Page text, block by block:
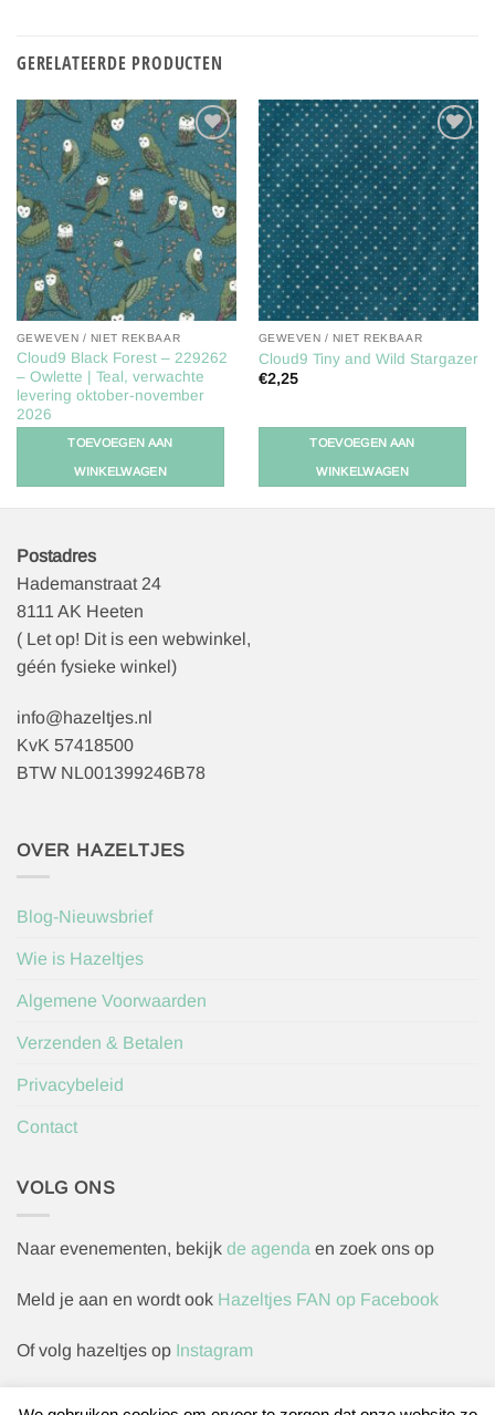
GERELATEERDE PRODUCTEN
Toevoegen
aan
verlanglijst
GEWEVEN / NIET REKBAAR
Cloud9 Black Forest – 229262
– Owlette | Teal, verwachte
levering oktober-november
2026
TOEVOEGEN AAN
WINKELWAGEN
Toevoegen
aan
verlanglijst
GEWEVEN / NIET REKBAAR
Cloud9 Tiny and Wild Stargazer
€2,25
TOEVOEGEN AAN
WINKELWAGEN
Postadres
Hademanstraat 24
8111 AK Heeten
( Let op! Dit is een webwinkel,
géén fysieke winkel)
info@hazeltjes.nl
KvK 57418500
BTW NL001399246B78
OVER HAZELTJES
Blog-Nieuwsbrief
Wie is Hazeltjes
Algemene Voorwaarden
Verzenden & Betalen
Privacybeleid
Contact
VOLG ONS
Naar evenementen, bekijk de agenda en zoek ons op
Meld je aan en wordt ook Hazeltjes FAN op Facebook
Of volg hazeltjes op Instagram